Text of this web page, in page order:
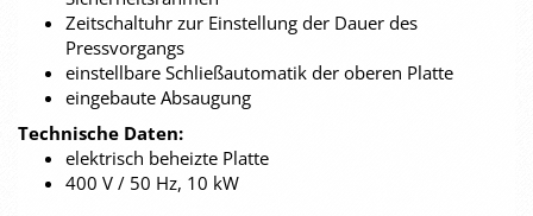
Zeitschaltuhr zur Einstellung der Dauer des
Pressvorgangs
einstellbare Schließautomatik der oberen Platte
eingebaute Absaugung
Technische Daten:
elektrisch beheizte Platte
400 V / 50 Hz, 10 kW